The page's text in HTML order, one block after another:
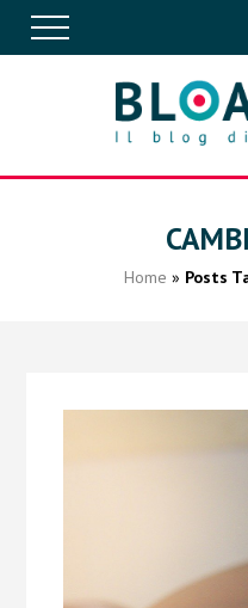
Contatti
Home » Posts